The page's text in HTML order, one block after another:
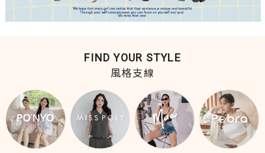
FIND YOUR STYLE
風格支線